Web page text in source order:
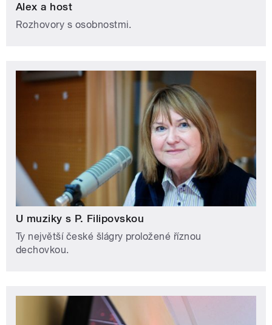
Alex a host
Rozhovory s osobnostmi.
U muziky s P. Filipovskou
Ty největší české šlágry proložené říznou
dechovkou.